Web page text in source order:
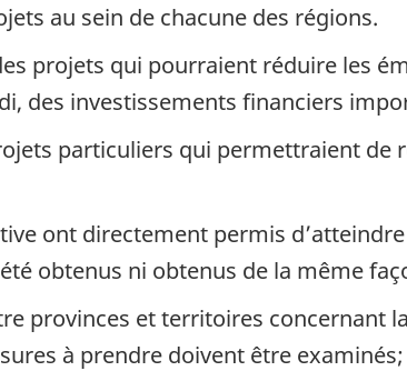
au sein de chacune des régions.
projets qui pourraient réduire les
des investissements financiers
particuliers qui permettraient de
ont directement permis
obtenus ni obtenus de la même
provinces et territoires concernant
à prendre doivent être examinés;